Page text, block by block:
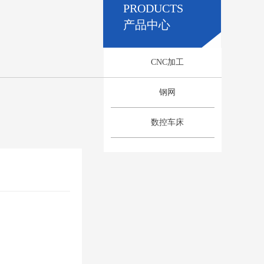
PRODUCTS
产品中心
CNC加工
钢网
数控车床